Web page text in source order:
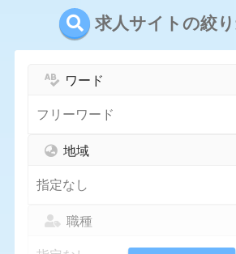
求人サイトの絞
ワード
地域
職種